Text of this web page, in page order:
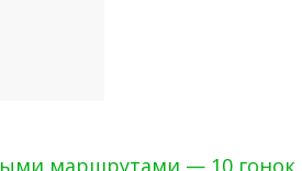
маршрутами — 10 гонок